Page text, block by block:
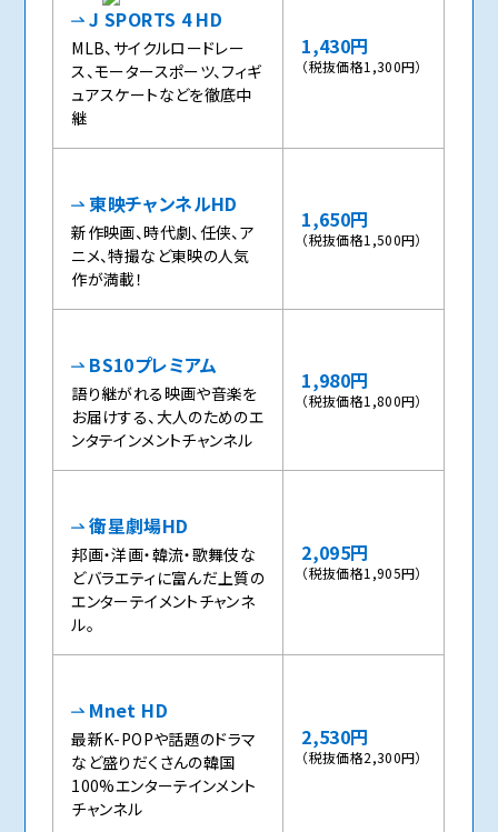
J SPORTS 4 HD
MLB、サイクルロードレー
ス、モータースポーツ、フィギ
ュアスケートなどを徹底中
継
1,430円
（税抜価格1,300円）
東映チャンネルHD
新作映画、時代劇、任侠、ア
ニメ、特撮など東映の人気
作が満載！
1,650円
（税抜価格1,500円）
BS10プレミアム
語り継がれる映画や音楽を
お届けする、大人のためのエ
ンタテインメントチャンネル
1,980円
（税抜価格1,800円）
衛星劇場HD
邦画・洋画・韓流・歌舞伎な
どバラエティに富んだ上質の
エンターテイメントチャンネ
ル。
2,095円
（税抜価格1,905円）
Mnet HD
最新K-POPや話題のドラマ
など盛りだくさんの韓国
100%エンターテインメント
チャンネル
2,530円
（税抜価格2,300円）